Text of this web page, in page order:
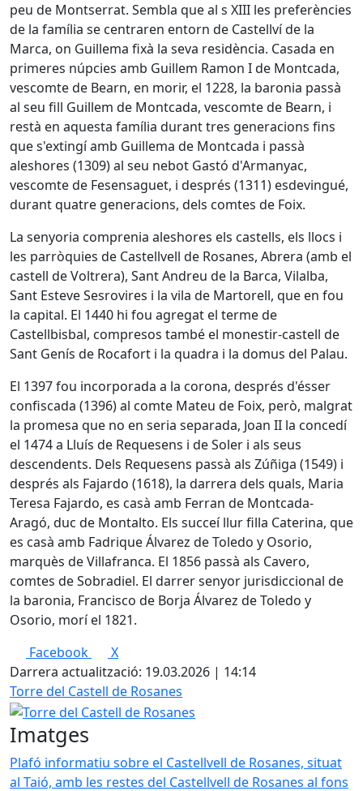
peu de Montserrat. Sembla que al s XIII les preferències
de la família se centraren entorn de Castellví de la
Marca, on Guillema fixà la seva residència. Casada en
primeres núpcies amb Guillem Ramon I de Montcada,
vescomte de Bearn, en morir, el 1228, la baronia passà
al seu fill Guillem de Montcada, vescomte de Bearn, i
restà en aquesta família durant tres generacions fins
que s'extingí amb Guillema de Montcada i passà
aleshores (1309) al seu nebot Gastó d'Armanyac,
vescomte de Fesensaguet, i després (1311) esdevingué,
durant quatre generacions, dels comtes de Foix.
La senyoria comprenia aleshores els castells, els llocs i
les parròquies de Castellvell de Rosanes, Abrera (amb el
castell de Voltrera), Sant Andreu de la Barca, Vilalba,
Sant Esteve Sesrovires i la vila de Martorell, que en fou
la capital. El 1440 hi fou agregat el terme de
Castellbisbal, compresos també el monestir-castell de
Sant Genís de Rocafort i la quadra i la domus del Palau.
El 1397 fou incorporada a la corona, després d'ésser
confiscada (1396) al comte Mateu de Foix, però, malgrat
la promesa que no en seria separada, Joan II la concedí
el 1474 a Lluís de Requesens i de Soler i als seus
descendents. Dels Requesens passà als Zúñiga (1549) i
després als Fajardo (1618), la darrera dels quals, Maria
Teresa Fajardo, es casà amb Ferran de Montcada-
Aragó, duc de Montalto. Els succeí llur filla Caterina, que
es casà amb Fadrique Álvarez de Toledo y Osorio,
marquès de Villafranca. El 1856 passà als Cavero,
comtes de Sobradiel. El darrer senyor jurisdiccional de
la baronia, Francisco de Borja Álvarez de Toledo y
Osorio, morí el 1821.
Facebook
X
Darrera actualització: 19.03.2026 | 14:14
Torre del Castell de Rosanes
Imatges
Plafó informatiu sobre el Castellvell de Rosanes, situat
al Taió, amb les restes del Castellvell de Rosanes al fons